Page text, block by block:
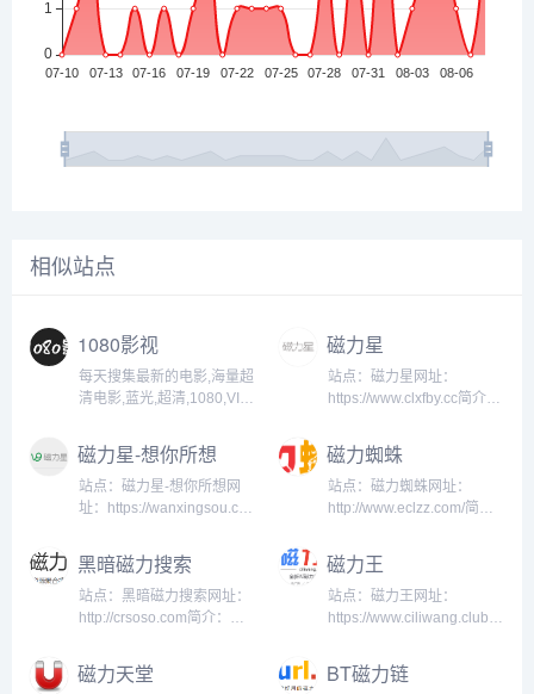
相似站点
1080影视
每天搜集最新的电影,海量超
清电影,蓝光,超清,1080,VIP
剧,在线电影,综艺抢先观看,
专注于高清电影的下载服务,
全集电视,热门电影,等多种
方式播放观看...
磁力星
站点：磁力星网址：
https://www.clxfby.cc简介：
链资源搜索引擎。通过对磁
力链接资源进行深度的挖掘
和整理，让我们更快捷、更
平等的获取资源信息...
磁力星-想你所想
站点：磁力星-想你所想网
址：https://wanxingsou.cc/
告、好用的磁力链搜索引擎
站。...
磁力蜘蛛
站点：磁力蜘蛛网址：
http://www.eclzz.com/简
(www.eclzz.com 是全球资
源最丰富的磁力链BT种子搜
索下载网站和垂直搜索引
擎!...
黑暗磁力搜索
站点：黑暗磁力搜索网址：
http://crsoso.com简介：黑
的磁力链和网盘资源搜索引
擎。...
磁力王
站点：磁力王网址：
https://www.ciliwang.club/
的磁力链接搜索引擎。通过
24小时不间断挖掘全球最新
磁力天堂 BT磁力链